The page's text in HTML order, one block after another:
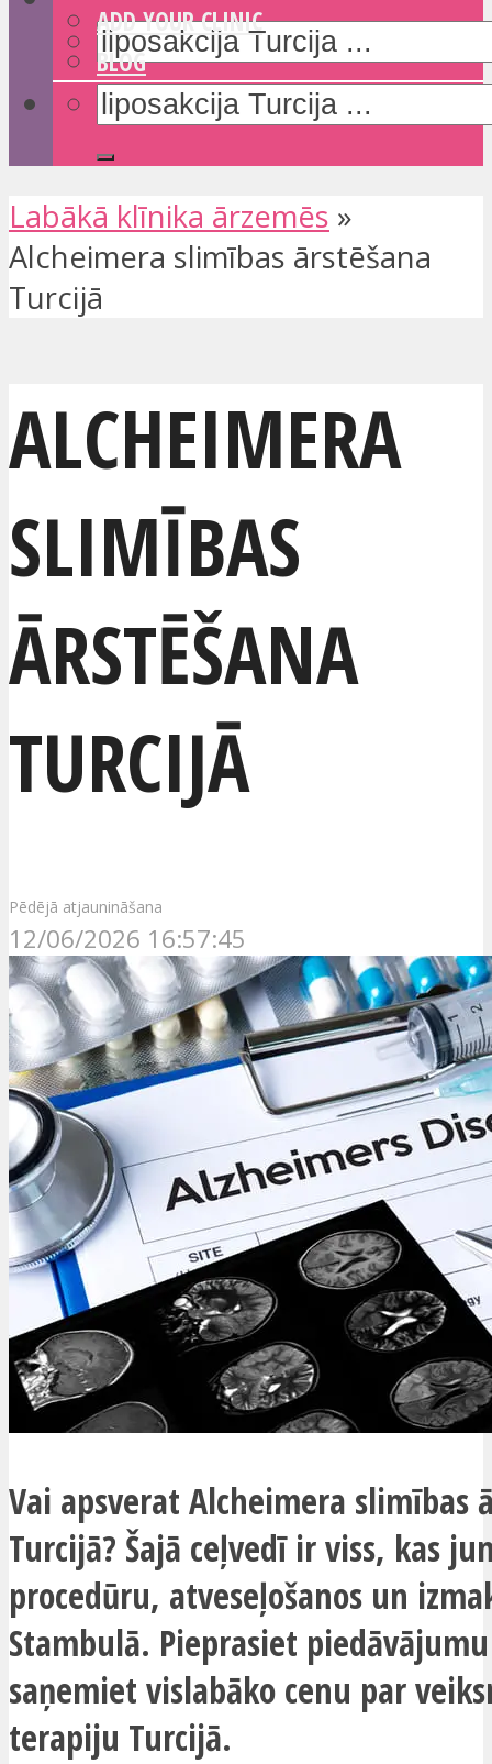
ADD YOUR CLINIC
BLOG
Labākā klīnika ārzemēs »
Alcheimera slimības ārstēšana
Turcijā
ALCHEIMERA
SLIMĪBAS
ĀRSTĒŠANA
TURCIJĀ
Pēdējā atjaunināšana
12/06/2026 16:57:45
Vai apsverat Alcheimera slimības
Turcijā? Šajā ceļvedī ir viss, kas
procedūru, atveseļošanos un
Stambulā. Pieprasiet
saņemiet vislabāko cenu par
terapiju Turcijā.